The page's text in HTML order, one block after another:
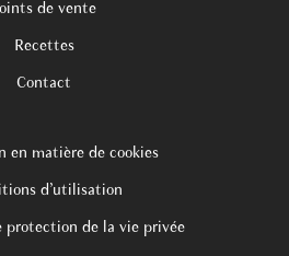
de vente
Recettes
Contact
en matière de cookies
d’utilisation
protection de la vie privée